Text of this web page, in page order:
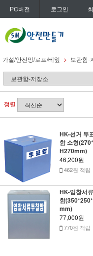
PC버전 로그인
가설/안전망/로프/테잎 보관함-
정렬
HK-선거 투
함 소형
H270mm)
46,200원
462원 적립
HK-입찰서
함
mm)
77,000원
770원 적립